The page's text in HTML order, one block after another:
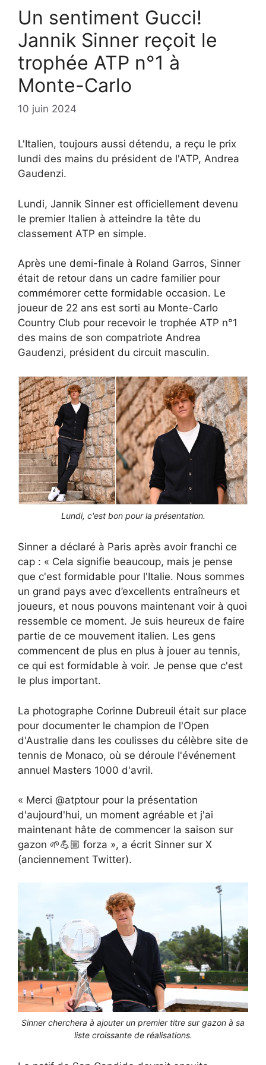
Un sentiment Gucci!
Jannik Sinner reçoit le
trophée ATP n°1 à
Monte-Carlo
10 juin 2024
L'Italien, toujours aussi détendu, a reçu le prix
lundi des mains du président de l'ATP, Andrea
Gaudenzi.
Lundi, Jannik Sinner est officiellement devenu
le premier Italien à atteindre la tête du
classement ATP en simple.
Après une demi-finale à Roland Garros, Sinner
était de retour dans un cadre familier pour
commémorer cette formidable occasion. Le
joueur de 22 ans est sorti au Monte-Carlo
Country Club pour recevoir le trophée ATP n°1
des mains de son compatriote Andrea
Gaudenzi, président du circuit masculin.
Lundi, c'est bon pour la présentation.
Sinner a déclaré à Paris après avoir franchi ce
cap : « Cela signifie beaucoup, mais je pense
que c'est formidable pour l'Italie. Nous sommes
un grand pays avec d’excellents entraîneurs et
joueurs, et nous pouvons maintenant voir à quoi
ressemble ce moment. Je suis heureux de faire
partie de ce mouvement italien. Les gens
commencent de plus en plus à jouer au tennis,
ce qui est formidable à voir. Je pense que c'est
le plus important.
La photographe Corinne Dubreuil était sur place
pour documenter le champion de l'Open
d'Australie dans les coulisses du célèbre site de
tennis de Monaco, où se déroule l'événement
annuel Masters 1000 d'avril.
« Merci @atptour pour la présentation
d'aujourd'hui, un moment agréable et j'ai
maintenant hâte de commencer la saison sur
gazon 🌱💪🏼 forza », a écrit Sinner sur X
(anciennement Twitter).
Sinner cherchera à ajouter un premier titre sur gazon à sa
liste croissante de réalisations.